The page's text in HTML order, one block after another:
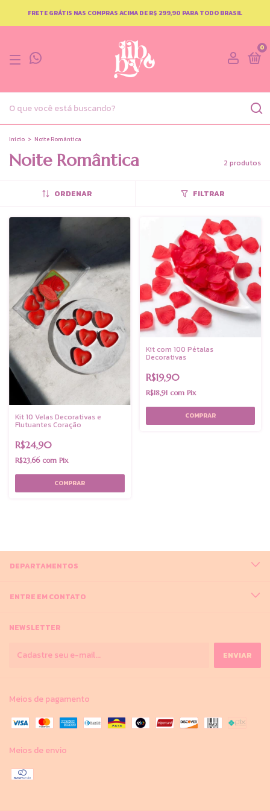
FRETE GRÁTIS NAS COMPRAS ACIMA DE R$ 299,90 PARA TODO BRASIL
0
Início > Noite Romântica
Noite Romântica 2 produtos
ORDENAR FILTRAR
Kit 10 Velas Decorativas e
Flutuantes Coração
R$24,90
R$23,66 com Pix
Kit com 100 Pétalas
Decorativas
R$19,90
R$18,91 com Pix
DEPARTAMENTOS
ENTRE EM CONTATO
NEWSLETTER
Meios de pagamento
Meios de envio